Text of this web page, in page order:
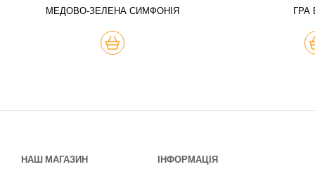
МЕДОВО-ЗЕЛЕНА СИМФОНІЯ
КУПИТЬ
ГРА
НАШ МАГАЗИН ІНФОРМАЦІЯ